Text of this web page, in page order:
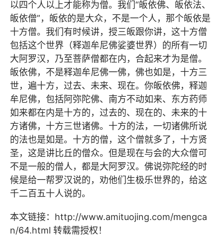
以四个人以上才能称为僧。我们“皈依佛、皈依法、
皈依僧”，皈依的是大众，不是一个人，那个皈依是
十方僧。我们有时候讲，授三皈跟你讲，这十方僧
包括这个世界（释迦牟尼佛娑婆世界）的所有一切
大阿罗汉，乃至菩萨僧都在内，合起来才为是僧。
皈依佛，不是释迦牟尼佛一佛，佛也如是，十方三
世，遍十方，过去、未来、现在。你皈依佛，释迦
牟尼佛，包括阿弥陀佛、南方不动如来、东方药师
如来都在内是十方的，过去的、现在的、未来的十
方诸佛，十方三世诸佛。十方的法，一切诸佛所说
的法也是如是。十方的僧，这个僧就多了，十方贤
圣，这是讲比丘的僧众。但是现在与会的大众僧可
不是一般的僧人，都是大阿罗汉。佛说弥陀经的时
候是给一帮罗汉说的，劝他们生极乐世界的，给这
千二百五十人说的。
本文链接： http://www.amituojing.com/mengca
n/64.html 转载需授权！